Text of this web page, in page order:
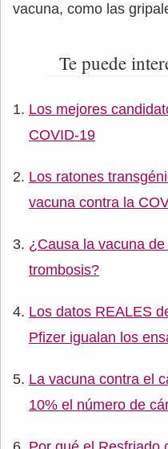
vacuna, como las
Te puede
Los mejores
COVID-19
Los ratones
vacuna contra la
¿Causa la vacuna
trombosis?
Los datos REALES
Pfizer igualan los
La vacuna contra el
10% el número de